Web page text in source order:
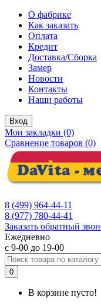
О фабрике
Как заказать
Оплата
Кредит
Доставка/Сборка
Замер
Новости
Контакты
Наши работы
Вход
Мои закладки (0)
Сравнение товаров (0)
8 (499) 964-44-11
8 (977) 780-44-41
Заказать обратный
Ежедневно
с 9-00 до 19-00
0
В корзине пусто!